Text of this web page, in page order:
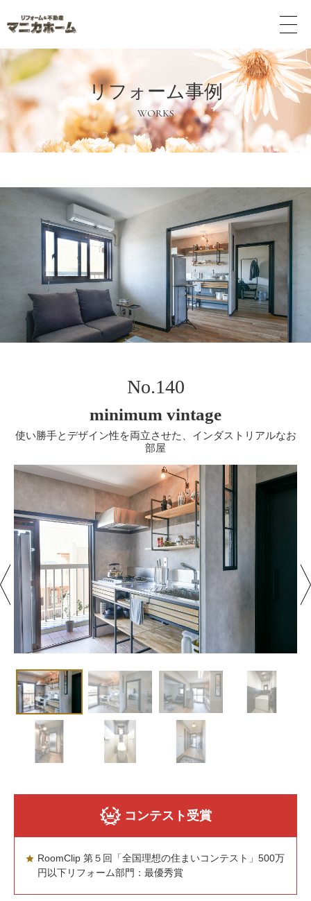
メ
ュ
ー
ボ
タ
ン
リフォーム事例
WORKS
No.140
minimum vintage
使い勝手とデザイン性を両立させた、インダストリアルなお
部屋
コンテスト受賞
RoomClip 第５回「全国理想の住まいコンテスト」500万
円以下リフォーム部門：最優秀賞